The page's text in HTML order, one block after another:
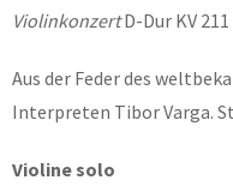
ViolinkonzertD-Dur KV 211
Aus der Feder des
Interpreten Tibor Varga.
Violine solo